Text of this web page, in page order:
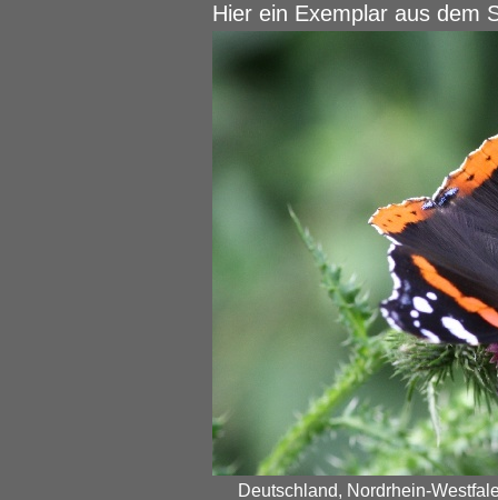
Hier ein Exemplar aus dem
Deutschland, Nordrhein-